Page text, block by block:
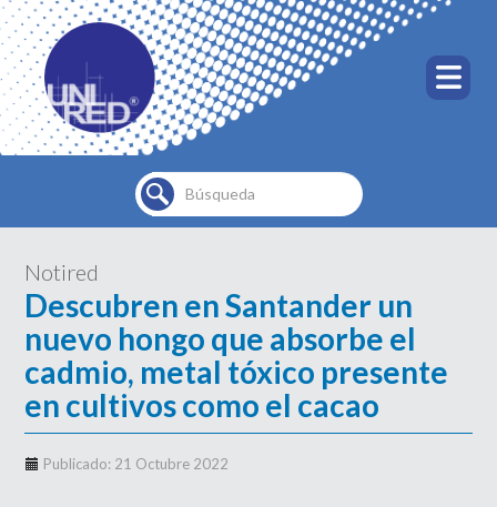
Buscar...
Notired
Descubren en Santander un
nuevo hongo que absorbe el
cadmio, metal tóxico presente
en cultivos como el cacao
Publicado: 21 Octubre 2022